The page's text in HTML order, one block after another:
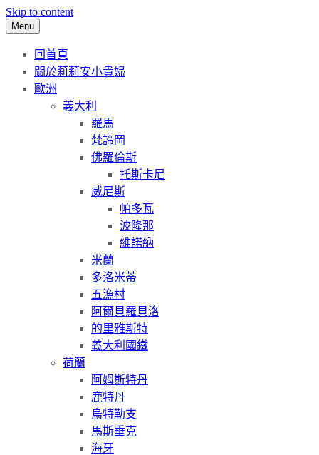
Skip to content
Menu
回首頁
關於莉莉安小貴婦
歐洲
義大利
羅馬
梵諦岡
佛羅倫斯
托斯卡尼
威尼斯
帕多瓦
波隆那
維諾納
米蘭
多洛米蒂
五漁村
阿爾貝羅貝洛
的里雅斯特
義大利國鐵
荷蘭
阿姆斯特丹
鹿特丹
烏特勒支
馬斯垂克
海牙